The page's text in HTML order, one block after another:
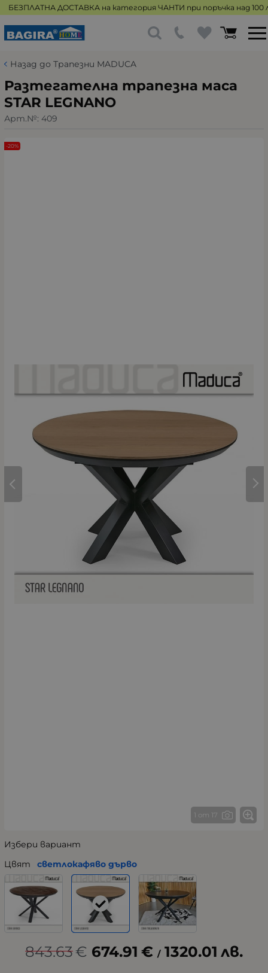
БЕЗПЛАТНА ДОСТАВКА на категория ЧАНТИ при поръчка над 100
Назад до Трапезни MADUCA
Разтегателна трапезна маса
STAR LEGNANO
Арт.№: 409
1 от 17
-20%
Избери вариант
Цвят
светлокафяво дърво
843.63€ 674.91 € / 1320.01 лв.